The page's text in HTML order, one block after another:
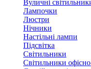
Вуличні
Лампочки
Люстри
Нічники
Настільні лампи
Підсвітка
Світильники
Світильники